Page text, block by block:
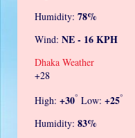
Humidity: 78%
Wind: NE - 16 KPH
Dhaka Weather
+28
High: +30° Low: +25°
Humidity: 83%